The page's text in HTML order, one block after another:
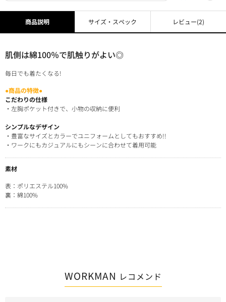
商品説明
肌側は綿100％で肌触りがよい◎
毎日でも着たくなる!
●商品の特徴●
こだわりの仕様
・左胸ポケット付きで、小物の収納に便利
シンプルなデザイン
・豊富なサイズとカラーでユニフォームとしてもおすすめ!!
・ワークにもカジュアルにもシーンに合わせて着用可能
素材
表：ポリエステル100%
裏：綿100%
サイズ・スペック レビュー(2)
WORKMAN レコメンド